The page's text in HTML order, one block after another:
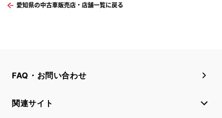
愛知県の中古車販売店・店舗一覧に戻る
FAQ・お問い合わせ
関連サイト